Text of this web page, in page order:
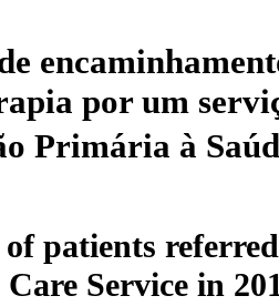
por um
Primária à
patients
Service in